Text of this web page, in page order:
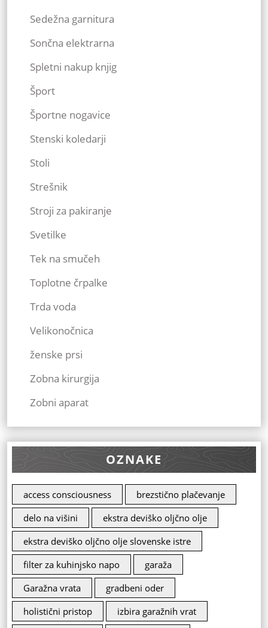
Sedežna garnitura
Sončna elektrarna
Spletni nakup knjig
Šport
Športne nogavice
Stenski koledarji
Stoli
Strešnik
Stroji za pakiranje
Svetilke
Tek na smučeh
Toplotne črpalke
Trda voda
Velikonočnica
ženske prsi
Zobna kirurgija
Zobni aparat
OZNAKE
access consciousness
brezstično plačevanje
delo na višini
ekstra deviško oljčno olje
ekstra deviško oljčno olje slovenske istre
filter za kuhinjsko napo
garaža
Garažna vrata
gradbeni oder
holistični pristop
izbira garažnih vrat